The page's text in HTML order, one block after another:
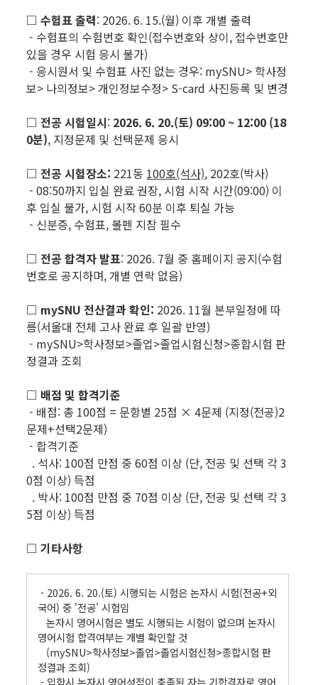
□ 수험표 출력: 2026. 6. 15.(월) 이후 개별 출력
- 수험표의 수험번호 확인(접수번호와 상이, 접수번호만
있을 경우 시험 응시 불가)
- 응시원서 및 수험표 사진 없는 경우: mySNU> 학사정
보> 나의정보> 개인정보수정> S-card 사진등록 및 변경
□ 전공 시험일시: 2026. 6. 20.(토) 09:00 ~ 12:00 (18
0분), 지정문제 및 선택문제 응시
□ 전공 시험장소: 221동 100호(석사), 202호(박사)
- 08:50까지 입실 완료 권장, 시험 시작 시간(09:00) 이
후 입실 불가, 시험 시작 60분 이후 퇴실 가능
- 신분증, 수험표, 볼펜 지참 필수
□ 전공 합격자 발표: 2026. 7월 중 홈페이지 공지(수험
번호로 공지하며, 개별 연락 없음)
□ mySNU 전산결과 확인: 2026. 11월 본부일정에 따
름(서울대 전체 고사 완료 후 일괄 반영)
- mySNU>학사정보>졸업>졸업시험신청>종합시험 판
정결과 조회
□ 배점 및 합격기준
- 배점: 총 100점 = 문항별 25점 × 4문제 (지정(전공)2
문제+선택2문제)
- 합격기준
. 석사: 100점 만점 중 60점 이상 (단, 전공 및 선택 각 3
0점 이상) 득점
. 박사: 100점 만점 중 70점 이상 (단, 전공 및 선택 각 3
5점 이상) 득점
□ 기타사항
- 2026. 6. 20.(토) 시행되는 시험은 논자시 시험(전공+외
국어) 중 '전공' 시험임
논자시 영어시험은 별도 시행되는 시험이 없으며 논자시
영어시험 합격여부는 개별 확인할 것
(mySNU>학사정보>졸업>졸업시험신청>종합시험 판
정결과 조회)
- 입학시 논자시 영어성적이 충족된 자는 기합격자로 영어